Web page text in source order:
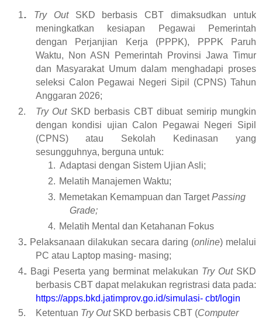
. Try Out SKD berbasis CBT dimaksudkan untuk
meningkatkan kesiapan
Pegawai Pemerintah
dengan Perjanjian Kerja (PPPK), PPPK Paruh
Waktu,
Non ASN Pemerintah Provinsi Jawa Timur
dan Masyarakat Umum dalam menghadapi proses
seleksi Calon Pegawai Negeri Sipil (CPNS) Tahun
Anggaran 2026;
Try Out SKD berbasis CBT dibuat semirip mungkin
dengan kondisi ujian Calon
Pegawai Negeri Sipil
(CPNS) atau Sekolah Kedinasan yang
sesungguhnya, berguna untuk:
Adaptasi dengan Sistem Ujian Asli;
Melatih Manajemen Waktu;
Memetakan Kemampuan dan TargetPassing
Grade;
Melatih Mental dan Ketahanan Fokus
. Pelaksanaan dilakukan secara daring (online) melalui
PC atau Laptop masing- masing;
. Bagi Peserta yang berminat melakukan Try Out SKD
berbasis CBT dapat melakukan regristrasi data pada:
https://apps.bkd.jatimprov.go.id/simulasi- cbt/login
Ketentuan Try Out SKD berbasis CBT (Computer